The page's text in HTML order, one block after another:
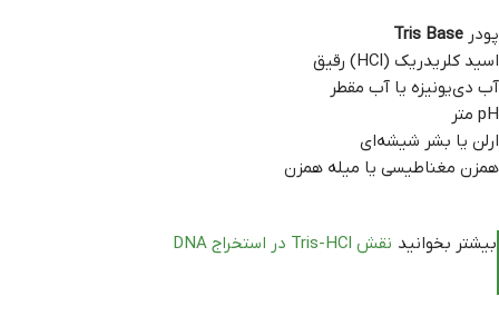
پودر Tris Base
اسید کلریدریک (HCl) رقیق
آب دی‌یونیزه یا آب مقطر
pH متر
ارلن یا بشر شیشه‌ای
همزن مغناطیسی یا میله همزن
بیشتر بخوانید نقش Tris-HCl در استخراج DNA